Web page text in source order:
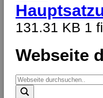
131.31 KB 1
Webseite